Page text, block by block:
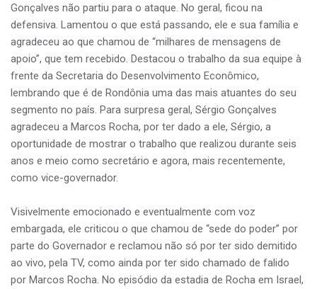
Gonçalves não partiu para o ataque. No geral, ficou na
defensiva. Lamentou o que está passando, ele e sua família e
agradeceu ao que chamou de “milhares de mensagens de
apoio”, que tem recebido. Destacou o trabalho da sua equipe à
frente da Secretaria do Desenvolvimento Econômico,
lembrando que é de Rondônia uma das mais atuantes do seu
segmento no país. Para surpresa geral, Sérgio Gonçalves
agradeceu a Marcos Rocha, por ter dado a ele, Sérgio, a
oportunidade de mostrar o trabalho que realizou durante seis
anos e meio como secretário e agora, mais recentemente,
como vice-governador.
Visivelmente emocionado e eventualmente com voz
embargada, ele criticou o que chamou de “sede do poder” por
parte do Governador e reclamou não só por ter sido demitido
ao vivo, pela TV, como ainda por ter sido chamado de falido
por Marcos Rocha. No episódio da estadia de Rocha em Israel,